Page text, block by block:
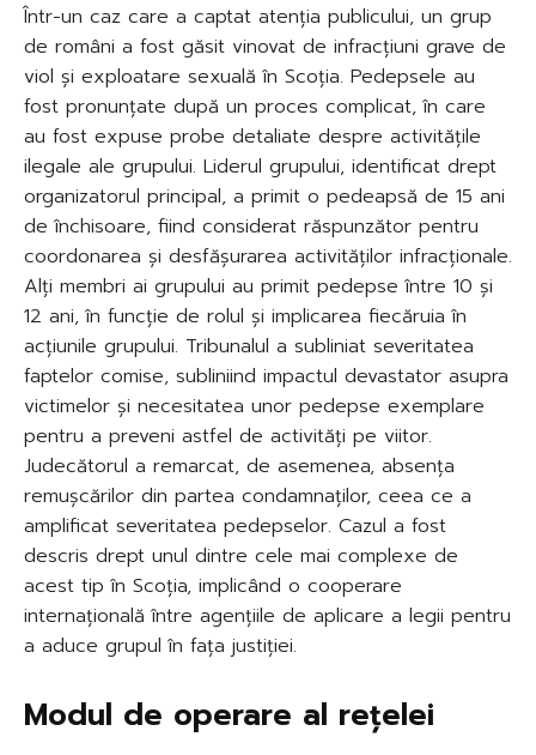
Într-un caz care a captat atenția publicului, un grup
de români a fost găsit vinovat de infracțiuni grave de
viol și exploatare sexuală în Scoția. Pedepsele au
fost pronunțate după un proces complicat, în care
au fost expuse probe detaliate despre activitățile
ilegale ale grupului. Liderul grupului, identificat drept
organizatorul principal, a primit o pedeapsă de 15 ani
de închisoare, fiind considerat răspunzător pentru
coordonarea și desfășurarea activităților infracționale.
Alți membri ai grupului au primit pedepse între 10 și
12 ani, în funcție de rolul și implicarea fiecăruia în
acțiunile grupului. Tribunalul a subliniat severitatea
faptelor comise, subliniind impactul devastator asupra
victimelor și necesitatea unor pedepse exemplare
pentru a preveni astfel de activități pe viitor.
Judecătorul a remarcat, de asemenea, absența
remușcărilor din partea condamnaților, ceea ce a
amplificat severitatea pedepselor. Cazul a fost
descris drept unul dintre cele mai complexe de
acest tip în Scoția, implicând o cooperare
internațională între agențiile de aplicare a legii pentru
a aduce grupul în fața justiției.
Modul de operare al rețelei